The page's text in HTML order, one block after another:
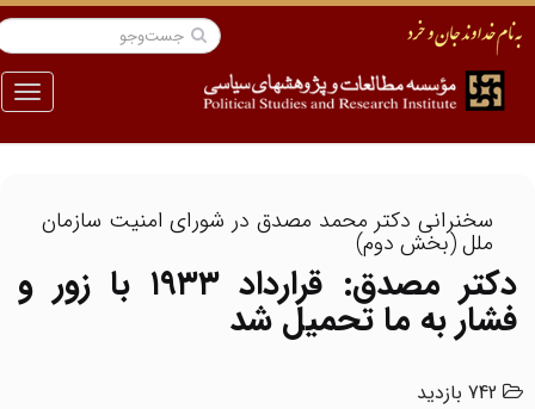
منو
سخنرانی دکتر محمد مصدق در شورای امنیت سازمان
ملل (بخش دوم)
دکتر مصدق: قرارداد ۱۹۳۳ با زور و
فشار به ما تحمیل شد
742 بازدید